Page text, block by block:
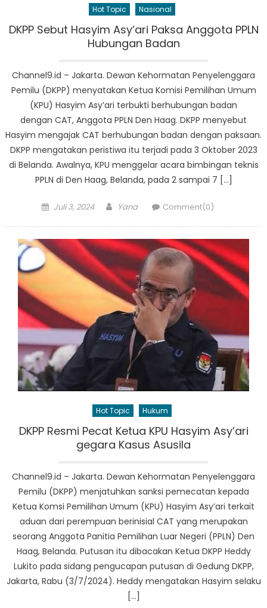
Hot Topic Nasional
DKPP Sebut Hasyim Asy’ari Paksa Anggota PPLN
Hubungan Badan
Channel9.id – Jakarta. Dewan Kehormatan Penyelenggara
Pemilu (DKPP) menyatakan Ketua Komisi Pemilihan Umum
(KPU) Hasyim Asy’ari terbukti berhubungan badan
dengan CAT, Anggota PPLN Den Haag. DKPP menyebut
Hasyim mengajak CAT berhubungan badan dengan paksaan.
DKPP mengatakan peristiwa itu terjadi pada 3 Oktober 2023
di Belanda. Awalnya, KPU menggelar acara bimbingan teknis
PPLN di Den Haag, Belanda, pada 2 sampai 7 […]
Posted
Juli 3, 2024 Author
Yana Comment(0)
Hot Topic Hukum
DKPP Resmi Pecat Ketua KPU Hasyim Asy’ari
gegara Kasus Asusila
Channel9.id – Jakarta. Dewan Kehormatan Penyelenggara
Pemilu (DKPP) menjatuhkan sanksi pemecatan kepada
Ketua Komsi Pemilihan Umum (KPU) Hasyim Asy’ari terkait
aduan dari perempuan berinisial CAT yang merupakan
seorang Anggota Panitia Pemilihan Luar Negeri (PPLN) Den
Haag, Belanda. Putusan itu dibacakan Ketua DKPP Heddy
Lukito pada sidang pengucapan putusan di Gedung DKPP,
Jakarta, Rabu (3/7/2024). Heddy mengatakan Hasyim selaku
[…]